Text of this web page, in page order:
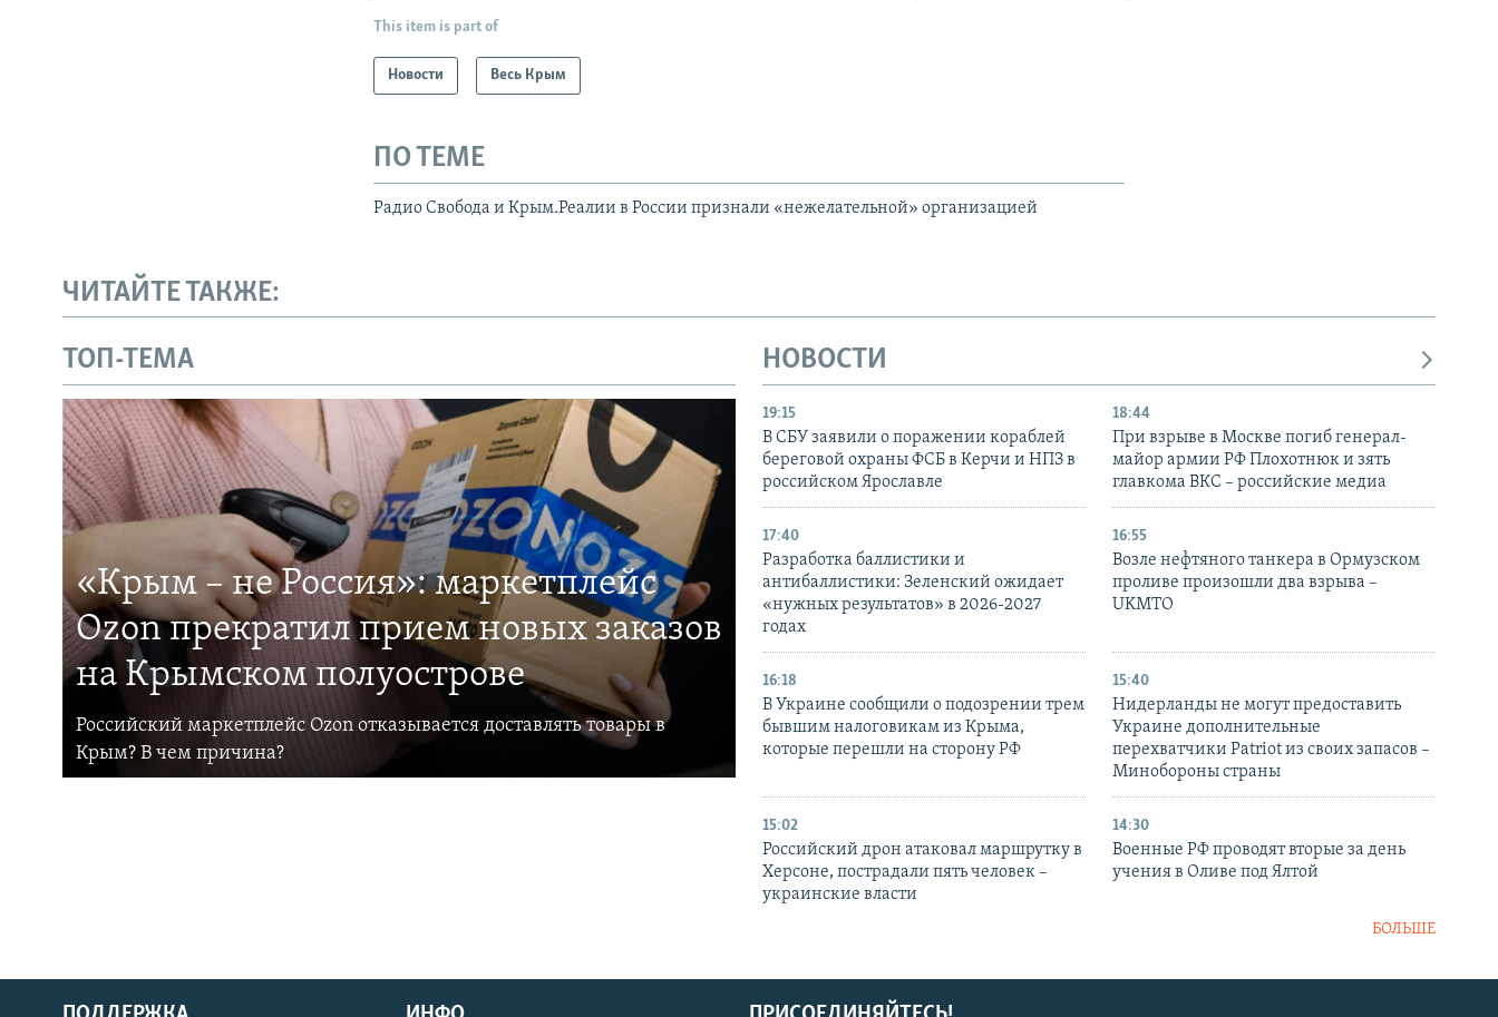
This item is part of
Новости Весь Крым
ПО ТЕМЕ
Радио Свобода и Крым.Реалии в России признали «нежелательной» организацией
ЧИТАЙТЕ ТАКЖЕ:
ТОП-ТЕМА
«Крым – не Россия»: маркетплейс
Ozon прекратил прием новых заказов
на Крымском полуострове
Российский маркетплейс Ozon отказывается доставлять товары в
Крым? В чем причина?
НОВОСТИ
19:15
В СБУ заявили о поражении кораблей
береговой охраны ФСБ в Керчи и НПЗ в
российском Ярославле
18:44
При взрыве в Москве погиб генерал-
майор армии РФ Плохотнюк и зять
главкома ВКС – российские медиа
17:40
Разработка баллистики и
антибаллистики: Зеленский ожидает
«нужных результатов» в 2026-2027
годах
16:55
Возле нефтяного танкера в Ормузском
проливе произошли два взрыва –
UKMTO
16:18
В Украине сообщили о подозрении трем
бывшим налоговикам из Крыма,
которые перешли на сторону РФ
15:40
Нидерланды не могут предоставить
Украине дополнительные
перехватчики Patriot из своих запасов –
Минобороны страны
15:02
Российский дрон атаковал маршрутку в
Херсоне, пострадали пять человек –
украинские власти
14:30
Военные РФ проводят вторые за день
учения в Оливе под Ялтой
БОЛЬШЕ